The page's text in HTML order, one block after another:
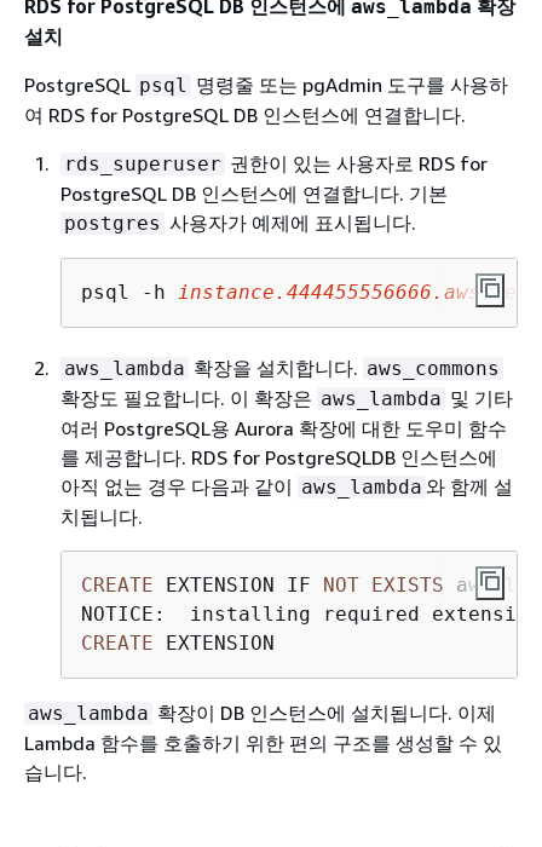
RDS for PostgreSQL DB 인스턴스에 aws_lambda 확장
설치
PostgreSQL psql
명령줄 또는 pgAdmin 도구를 사용하
여 RDS for PostgreSQL DB 인스턴스에 연결합니다.
rds_superuser 권한이 있는 사용자로 RDS for
PostgreSQL DB 인스턴스에 연결합니다. 기본
postgres 사용자가 예제에 표시됩니다.
psql -h instance .444455556666. aws-
aws_lambda 확장을 설치합니다. aws_commons
확장도 필요합니다. 이 확장은 aws_lambda 및 기타
여러 PostgreSQL용 Aurora 확장에 대한 도우미 함수
를 제공합니다. RDS for PostgreSQLDB 인스턴스에
아직 없는 경우 다음과 같이 aws_lambda 와 함께 설
치됩니다.
CREATE EXTENSION IF NOT EXISTS
CREATE EXTENSION
aws_lambda 확장이 DB 인스턴스에 설치됩니다. 이제
Lambda 함수를 호출하기 위한 편의 구조를 생성할 수 있
습니다.